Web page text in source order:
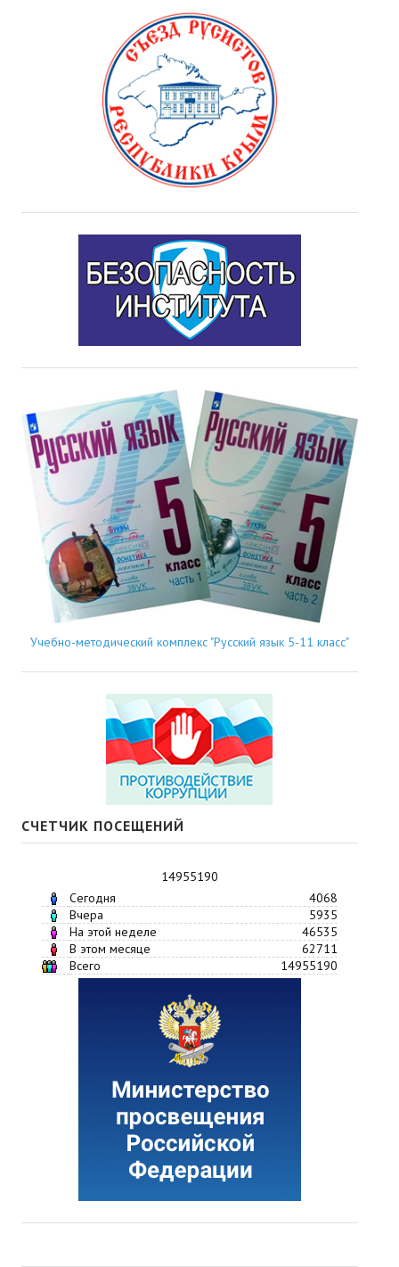
Учебно-методический комплекс "Русский язык 5-11 класс"
СЧЕТЧИК ПОСЕЩЕНИЙ
14955190
Сегодня
4068
Вчера
5935
На этой неделе
46535
В этом месяце
62711
Всего
14955190